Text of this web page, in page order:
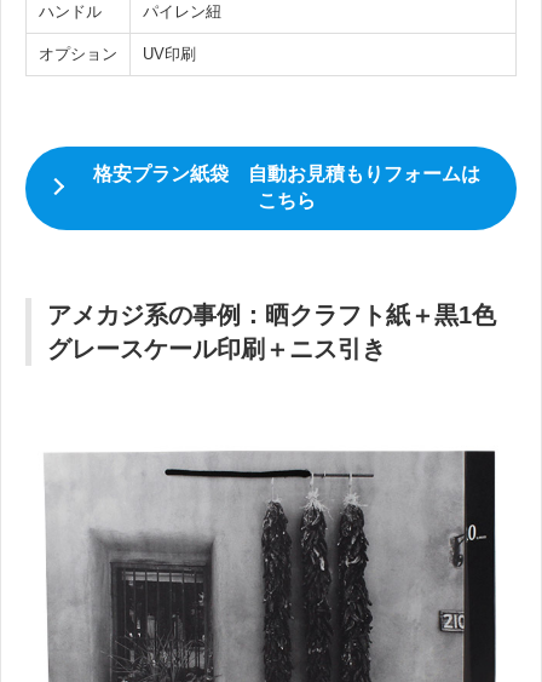
ハンドル パイレン紐
オプション UV印刷
格安プラン紙袋 自動お見積もりフォームは
こちら
アメカジ系の事例：晒クラフト紙＋黒1色
グレースケール印刷＋ニス引き